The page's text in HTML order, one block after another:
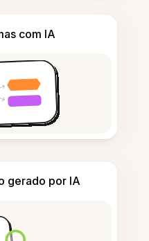
com IA
gerado por IA